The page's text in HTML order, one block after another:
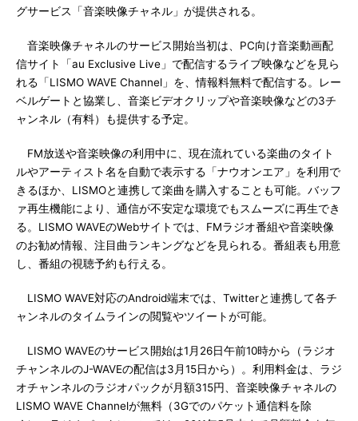
グサービス「音楽映像チャネル」が提供される。
音楽映像チャネルのサービス開始当初は、PC向け音楽動画配
信サイト「au Exclusive Live」で配信するライブ映像などを見ら
れる「LISMO WAVE Channel」を、情報料無料で配信する。レー
ベルゲートと協業し、音楽ビデオクリップや音楽映像などの3チ
ャンネル（有料）も提供する予定。
FM放送や音楽映像の利用中に、現在流れている楽曲のタイト
ルやアーティスト名を自動で表示する「ナウオンエア」を利用で
きるほか、LISMOと連携して楽曲を購入することも可能。バッフ
ァ再生機能により、通信が不安定な環境でもスムーズに再生でき
る。LISMO WAVEのWebサイトでは、FMラジオ番組や音楽映像
のお勧め情報、注目曲ランキングなどを見られる。番組表も用意
し、番組の視聴予約も行える。
LISMO WAVE対応のAndroid端末では、Twitterと連携して各チ
ャンネルのタイムラインの閲覧やツイートが可能。
LISMO WAVEのサービス開始は1月26日午前10時から（ラジオ
チャンネルのJ-WAVEの配信は3月15日から）。利用料金は、ラジ
オチャンネルのラジオパックが月額315円、音楽映像チャネルの
LISMO WAVE Channelが無料（3Gでのパケット通信料を除